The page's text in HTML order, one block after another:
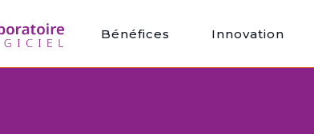
Bénéfices Innovation